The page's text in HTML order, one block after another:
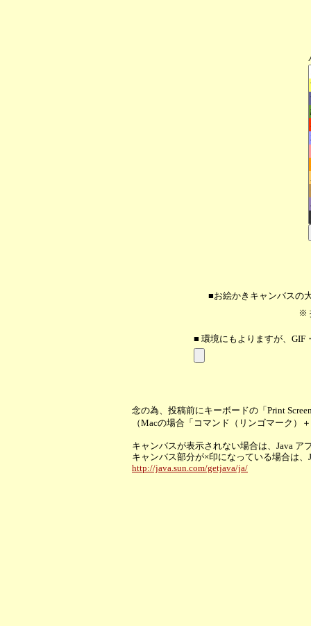
■お絵かきキャンバスの
※
■ 環境にもよりますが、GIF
念の為、投稿前にキーボードの「Print
（Macの場合「コマンド（リンゴマーク）
キャンバスが表示されない場合は、Java
キャンバス部分が×印になっている場合は
http://java.sun.com/getjava/ja/